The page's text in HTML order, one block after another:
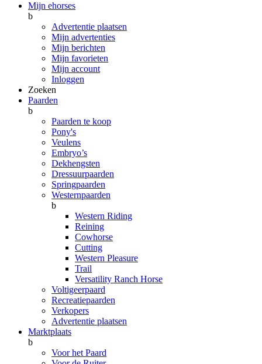
Mijn ehorses
b
Advertentie plaatsen
Mijn advertenties
Mijn berichten
Mijn favorieten
Mijn account
Inloggen
Zoeken
Paarden
b
Paarden te koop
Pony's
Veulens
Embryo’s
Dekhengsten
Dressuurpaarden
Springpaarden
Westernpaarden
b
Western Riding
Reining
Cowhorse
Cutting
Western Pleasure
Trail
Versatility Ranch Horse
Voltigeerpaard
Recreatiepaarden
Verkopers
Advertentie plaatsen
Marktplaats
b
Voor het Paard